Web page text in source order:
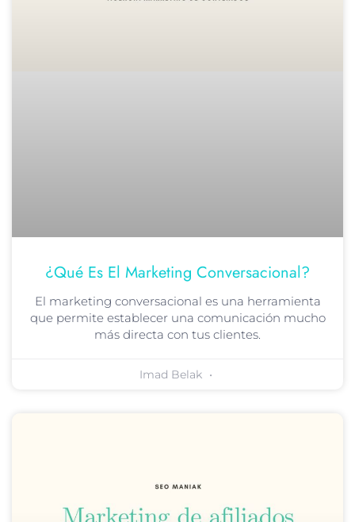
¿Qué Es El Marketing Conversacional?
El marketing conversacional es una herramienta
que permite establecer una comunicación mucho
más directa con tus clientes.
Imad Belak